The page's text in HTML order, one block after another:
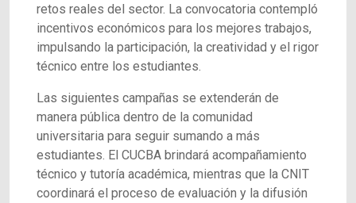
retos reales del sector. La convocatoria contempló
incentivos económicos para los mejores trabajos,
impulsando la participación, la creatividad y el rigor
técnico entre los estudiantes.
Las siguientes campañas se extenderán de
manera pública dentro de la comunidad
universitaria para seguir sumando a más
estudiantes. El CUCBA brindará acompañamiento
técnico y tutoría académica, mientras que la CNIT
coordinará el proceso de evaluación y la difusión